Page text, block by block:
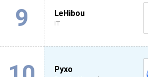
9 LeHibou
IT
Pyxo